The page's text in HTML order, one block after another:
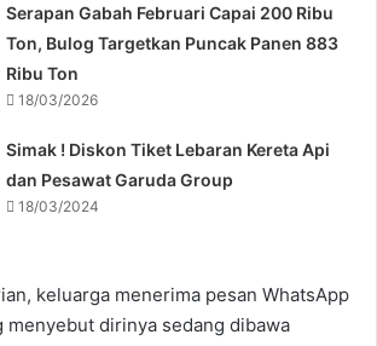
Serapan Gabah Februari Capai 200 Ribu
Ton, Bulog Targetkan Puncak Panen 883
Ribu Ton
18/03/2026
Simak ! Diskon Tiket Lebaran Kereta Api
dan Pesawat Garuda Group
18/03/2024
keluarga menerima pesan WhatsApp
menyebut dirinya sedang dibawa